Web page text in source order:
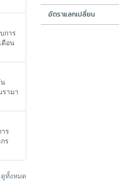
การ
อน
ามา
ร
ร
งหมด
อัตราแลกเปลี่ยน